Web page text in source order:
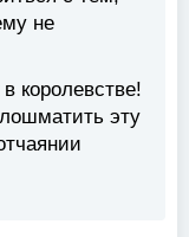
не
королевстве!
эту